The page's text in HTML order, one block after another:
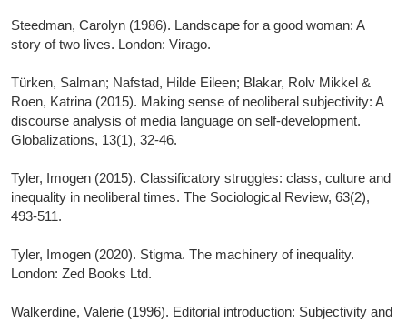
Steedman, Carolyn (1986). Landscape for a good woman: A
story of two lives. London: Virago.
Türken, Salman; Nafstad, Hilde Eileen; Blakar, Rolv Mikkel &
Roen, Katrina (2015). Making sense of neoliberal subjectivity: A
discourse analysis of media language on self-development.
Globalizations, 13(1), 32-46.
Tyler, Imogen (2015). Classificatory struggles: class, culture and
inequality in neoliberal times. The Sociological Review, 63(2),
493-511.
Tyler, Imogen (2020). Stigma. The machinery of inequality.
London: Zed Books Ltd.
Walkerdine, Valerie (1996). Editorial introduction: Subjectivity and